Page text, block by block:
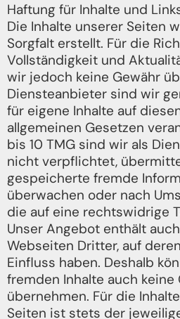
Haftung für Inhalte und
Die Inhalte unserer Seiten
Sorgfalt erstellt. Für die
Vollständigkeit und
wir jedoch keine Gewähr
Diensteanbieter sind wir
für eigene Inhalte auf
allgemeinen Gesetzen
bis 10 TMG sind wir als
nicht verpflichtet,
gespeicherte fremde
überwachen oder nach
die auf eine rechtswidrige
Unser Angebot enthält
Webseiten Dritter, auf
Einfluss haben. Deshalb
fremden Inhalte auch keine
übernehmen. Für die
Seiten ist stets der